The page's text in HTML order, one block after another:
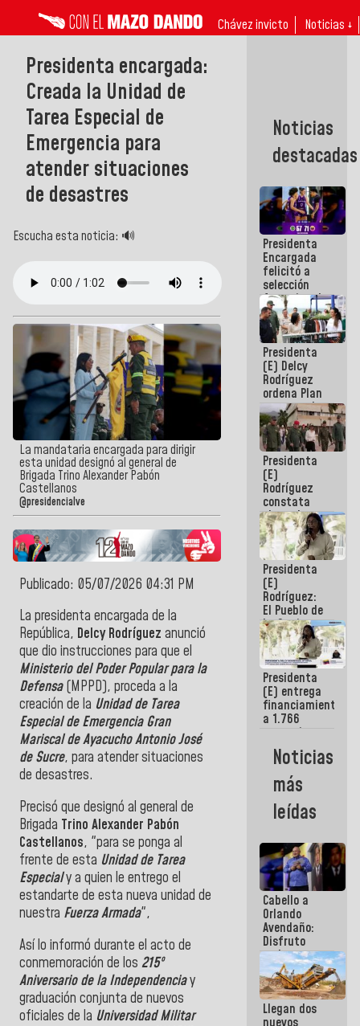
Chávez invicto Noticias ↓
Presidenta encargada:
Creada la Unidad de
Tarea Especial de
Emergencia para
atender situaciones
de desastres
Escucha esta noticia: 🔊
La mandataria encargada para dirigir
esta unidad designó al general de
Brigada Trino Alexander Pabón
Castellanos
@presidencialve
Publicado: 05/07/2026 04:31 PM
La presidenta encargada de la
República, Delcy Rodríguez anunció
que dio instrucciones para que el
Ministerio del Poder Popular para la
Defensa(MPPD), proceda a la
creación de la Unidad de Tarea
Especial de Emergencia Gran
Mariscal de Ayacucho Antonio José
de Sucre, para atender situaciones
de desastres.
Precisó que designó al general de
Brigada Trino Alexander Pabón
Castellanos, "para se ponga al
frente de esta Unidad de Tarea
Especialy a quien le entrego el
estandarte de esta nueva unidad de
nuestra Fuerza Armada",
Así lo informó durante el acto de
conmemoración de los 215º
Aniversario de la Independenciay
graduación conjunta de nuevos
oficiales de la Universidad Militar
Noticias
destacadas
Presidenta
Encargada
felicitó a
selección
femenina de
baloncesto
por su
clasificación
a la
AmeriCup
2027
Presidenta
(E) Delcy
Rodríguez
ordena Plan
maestro de
desarrollo
logístico y
turístico
para La
Guaira
Presidenta
(E)
Rodríguez
constata
obras de
rehabilitación
de Escuela
Militar de
Mamo en La
Guaira
Presidenta
(E)
Rodríguez:
El Pueblo de
La Guaira
siempre
estará
acompañada
por el
Gobierno
Nacional
Presidenta
(E) entrega
financiamientos
a 1.766
comerciantes
emprendedores
afectados
por
terremotos
Noticias
más
leídas
Cabello a
Orlando
Avendaño:
Disfruto
cada vez
que escribes
porque lo
que haces
es
Llegan dos